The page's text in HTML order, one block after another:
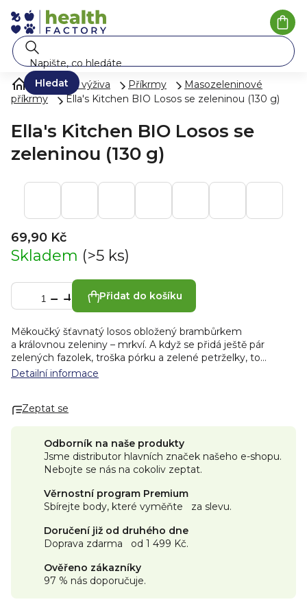
na
obsah
Hledat
Mléko a výživa Příkrmy
Masozeleninové
příkrmy
Ella's Kitchen BIO Losos se zeleninou (130 g)
Ella's Kitchen BIO Losos se
zeleninou (130 g)
69,90 Kč
Skladem (>5 ks)
Přidat do košíku
Měkoučký šťavnatý losos obložený brambůrkem
a královnou zeleniny – mrkví. A když se přidá ještě pár
zelených fazolek, troška pórku a zelené petrželky, to
všechno zakápnuté lahodnou smetanou... je na světě
pohárek malých gurmánů ve věku 7+!
✓ bez umělých barviv a konzervantů
✓ bez lepku
✓ praktické balení s uzávěrem
✓ textura vhodná pro děti od 7 měsíců
brambory 27 %, BIO zeleninový vývar 24 % (voda, mrkev,
cibule, pórek), BIO mrkev 20 %, BIO losos (RYBA) 11 %, BIO
zelené fazolky 7 %, BIO MLÉKO 7 %, BIO pórek 3 %, BIO
cibule 5 %, BIO smetana (MLÉKO) 2 %, BIO petržel < 1 %,
PÍSMENY. Výživové údaje na 100 g:
75 kcal; tuky 3,3 g, z toho nasycené mastné kyseliny 1,3 g;
Detailní informace
Zeptat se
Odborník na naše produkty
Jsme distributor hlavních značek našeho e-shopu.
Nebojte se nás na cokoliv zeptat.
Věrnostní program Premium
Sbírejte body, které vyměňte za slevu.
Doručení již od druhého dne
Doprava zdarma od 1 499 Kč.
Ověřeno zákazníky
97 % nás doporučuje.